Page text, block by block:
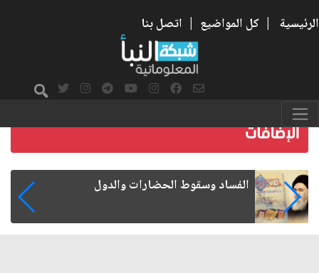
الرئيسية | كل المواضيع | اتصل بنا
رواتب الموظفين على صفيح ساخن